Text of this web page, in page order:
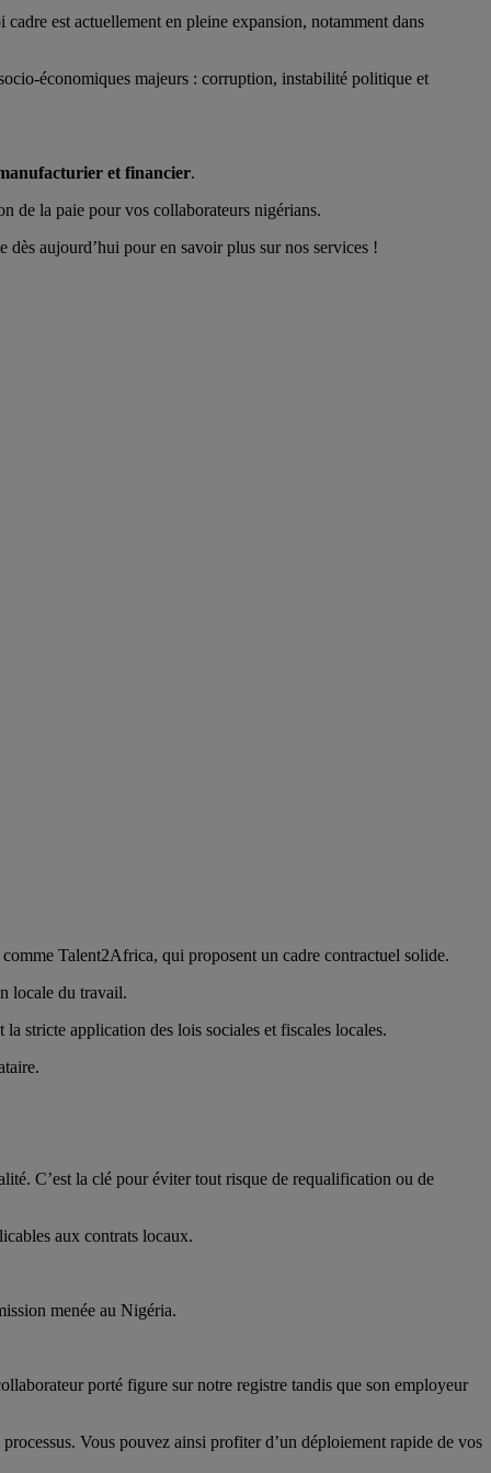
est actuellement en pleine expansion, notamment dans
économiques majeurs : corruption, instabilité politique et
et financier.
de la paie pour vos collaborateurs nigérians.
dès aujourd’hui pour en savoir plus sur nos services !
comme Talent2Africa, qui proposent un cadre contractuel solide.
locale du travail.
stricte application des lois sociales et fiscales locales.
C’est la clé pour éviter tout risque de requalification ou de
aux contrats locaux.
menée au Nigéria.
porté figure sur notre registre tandis que son employeur
Vous pouvez ainsi profiter d’un déploiement rapide de vos